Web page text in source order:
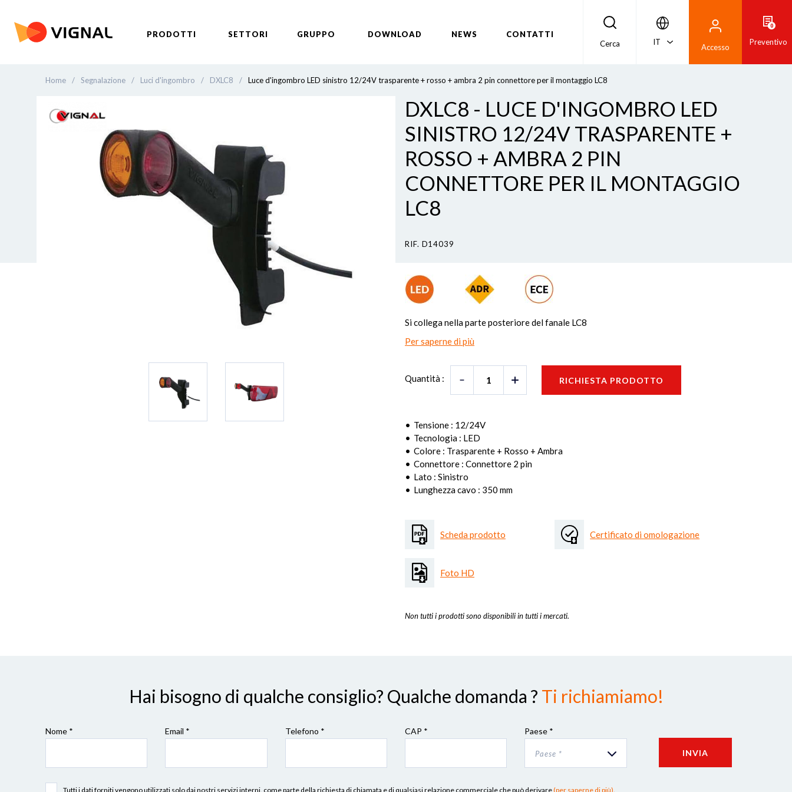
PRODOTTI SETTORI GRUPPO DOWNLOAD NEWS
CONTATTI
Cerca
IT
Accesso
0
Preventivo
Home / Segnalazione / Luci d'ingombro / DXLC8 / Luce d'ingombro LED sinistro 12/24V trasparente + rosso + ambra 2 pin connettore per il montaggio LC8
DXLC8 - LUCE D'INGOMBRO LED
SINISTRO 12/24V TRASPARENTE +
ROSSO + AMBRA 2 PIN
CONNETTORE PER IL MONTAGGIO
LC8
RIF. D14039
Si collega nella parte posteriore del fanale LC8
Per saperne di più
Quantità : RICHIESTA PRODOTTO
Tensione : 12/24V
Tecnologia : LED
Colore : Trasparente + Rosso + Ambra
Connettore : Connettore 2 pin
Lato : Sinistro
Lunghezza cavo : 350 mm
Scheda prodotto
Foto HD
Certificato di omologazione
Non tutti i prodotti sono disponibili in tutti i mercati.
Hai bisogno di qualche consiglio? Qualche domanda ? Ti richiamiamo!
Nome * Email * Telefono * CAP * Paese *
Paese * INVIA
Tutti i dati forniti vengono utilizzati solo dai nostri servizi interni, come parte della richiesta di chiamata e di qualsiasi relazione commerciale che può derivare(per saperne di più).